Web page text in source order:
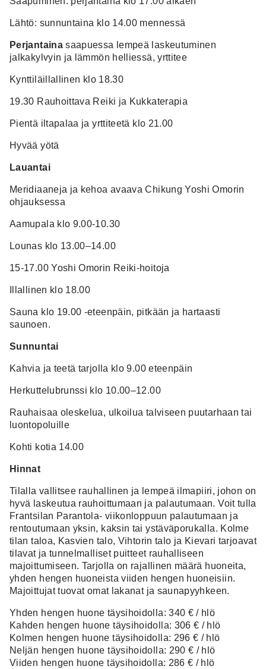
Lähtö: sunnuntaina klo 14.00 mennessä
Perjantainasaapuessa lempeä laskeutuminen
jalkakylvyin ja lämmön helliessä, yrttitee
Kynttiläillallinen klo 18.30
19.30 Rauhoittava Reiki ja Kukkaterapia
Pientä iltapalaa ja yrttiteetä klo 21.00
Hyvää yötä
Lauantai
Meridiaaneja ja kehoa avaava Chikung Yoshi Omorin
ohjauksessa
Aamupala klo 9.00-10.30
Lounas klo 13.00–14.00
15-17.00 Yoshi Omorin Reiki-hoitoja
Illallinen klo 18.00
Sauna klo 19.00 -eteenpäin, pitkään ja hartaasti
saunoen.
Sunnuntai
Kahvia ja teetä tarjolla klo 9.00 eteenpäin
Herkuttelubrunssi klo 10.00–12.00
Rauhaisaa oleskelua, ulkoilua talviseen puutarhaan tai
luontopoluille
Kohti kotia 14.00
Hinnat
Tilalla vallitsee rauhallinen ja lempeä ilmapiiri, johon on
hyvä laskeutua rauhoittumaan ja palautumaan. Voit tulla
Frantsilan Parantola- viikonloppuun palautumaan ja
rentoutumaan yksin, kaksin tai ystäväporukalla. Kolme
tilan taloa, Kasvien talo, Vihtorin talo ja Kievari tarjoavat
tilavat ja tunnelmalliset puitteet rauhalliseen
majoittumiseen. Tarjolla on rajallinen määrä huoneita,
yhden hengen huoneista viiden hengen huoneisiin.
Majoittujat tuovat omat lakanat ja saunapyyhkeen.
Yhden hengen huone täysihoidolla: 340 € / hlö
Kahden hengen huone täysihoidolla: 306 € / hlö
Kolmen hengen huone täysihoidolla: 296 € / hlö
Neljän hengen huone täysihoidolla: 290 € / hlö
Viiden hengen huone täysihoidolla: 286 € / hlö